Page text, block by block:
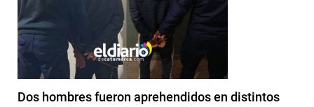
Dos hombres fueron aprehendidos en distintos